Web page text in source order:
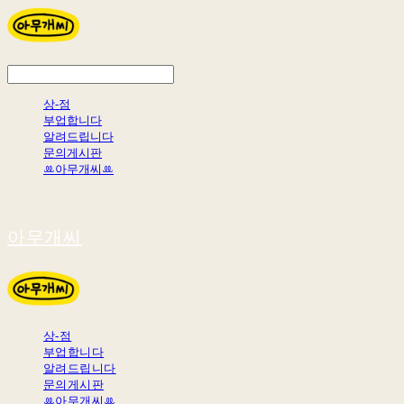
상-점
부업합니다
알려드립니다
문의게시판
ꔛ아무개씨ꔛ
아무개씨
상-점
부업합니다
알려드립니다
문의게시판
ꔛ아무개씨ꔛ